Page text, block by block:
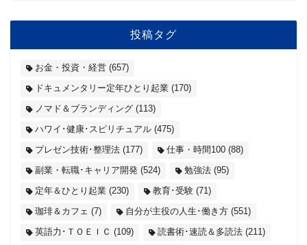
投稿タグ
お金・投資・経営 (657)
ドキュメンタリー定年ひとり起業 (170)
ノマド＆ブランディング (113)
ハワイ･健康･スピリチュアル (475)
プレゼン技術･整理法 (177) 仕事・時間100 (88)
副業・転職･キャリア開発 (524) 勉強法 (95)
定年＆ひとり起業 (230) 教育･受験 (71)
珈琲＆カフェ (7) 自分が主役の人生･働き方 (551)
英語力･ＴＯＥＩＣ (109) 読書術･速読＆多読法 (211)